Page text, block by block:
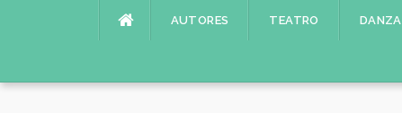
AUTORES TEATRO DANZA